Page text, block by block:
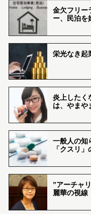
金欠フリー
ー、民泊を
栄光なき起
炎上したく
は、やまや
一般人の知
「クスリ
”アーチャ
麗華の視線